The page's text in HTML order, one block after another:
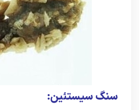
سنگ سیستئین: